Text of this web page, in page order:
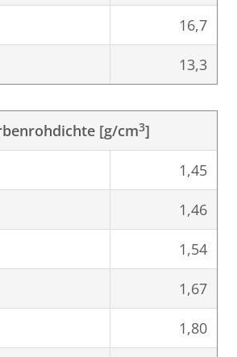
16,7
13,3
[g/cm3]
1,45
1,46
1,54
1,67
1,80